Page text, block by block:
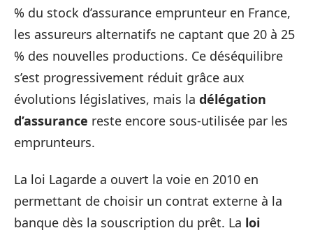
% du stock d’assurance emprunteur en France,
les assureurs alternatifs ne captant que 20 à 25
% des nouvelles productions. Ce déséquilibre
s’est progressivement réduit grâce aux
évolutions législatives, mais la délégation
d’assurance reste encore sous-utilisée par les
emprunteurs.
La loi Lagarde a ouvert la voie en 2010 en
permettant de choisir un contrat externe à la
banque dès la souscription du prêt. La loi